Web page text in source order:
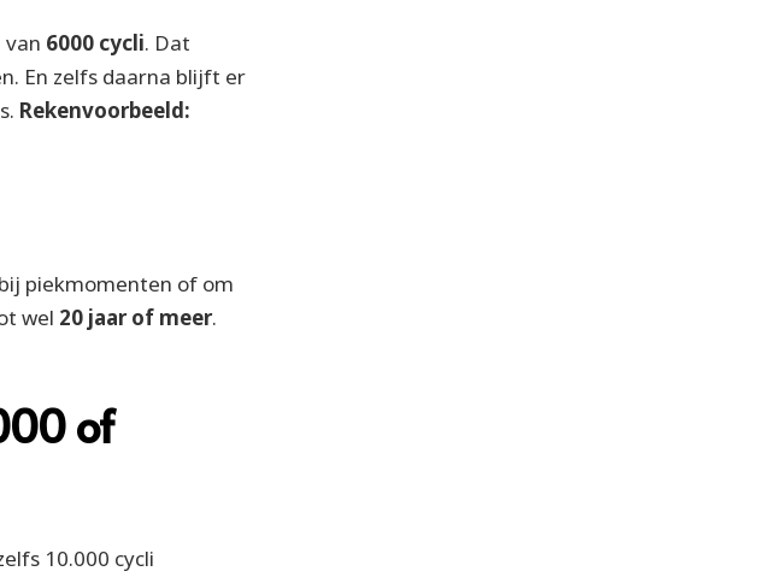
6000 cycli. Dat
En zelfs daarna blijft er
Rekenvoorbeeld:
piekmomenten of om
wel 20 jaar of meer.
of
10.000 cycli